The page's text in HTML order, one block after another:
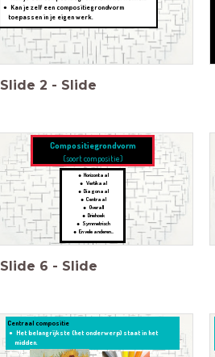
Kan je zelf een compositiegrondvorm
toepassen in je eigen werk.
Slide 2 - Slide
Compositiegrondvorm
(soort compositie)
Horizontaal
Vertikaal
Diagonaal
Centraal
Overall
Driehoek
Symmetrisch
En vele anderen...
Slide 6 - Slide
Centraal compositie
Het belangrijkste (het onderwerp) staat in het
midden.
Je aandacht wordt naar het midden getrokken.